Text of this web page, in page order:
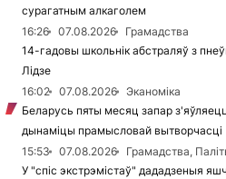
сурагатным алкаголем
16:26
07.08.2026
Грамадства
14-гадовы школьнік абстраляў з
Лідзе
16:02
07.08.2026
Эканоміка
Беларусь пяты месяц запар
дынаміцы прамысловай вытворчасці
15:53
07.08.2026
Грамадства,
У "спіс экстрэмістаў" дададзеныя